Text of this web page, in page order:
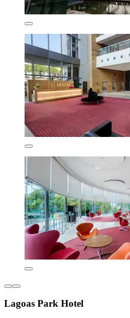
Lagoas Park Hotel